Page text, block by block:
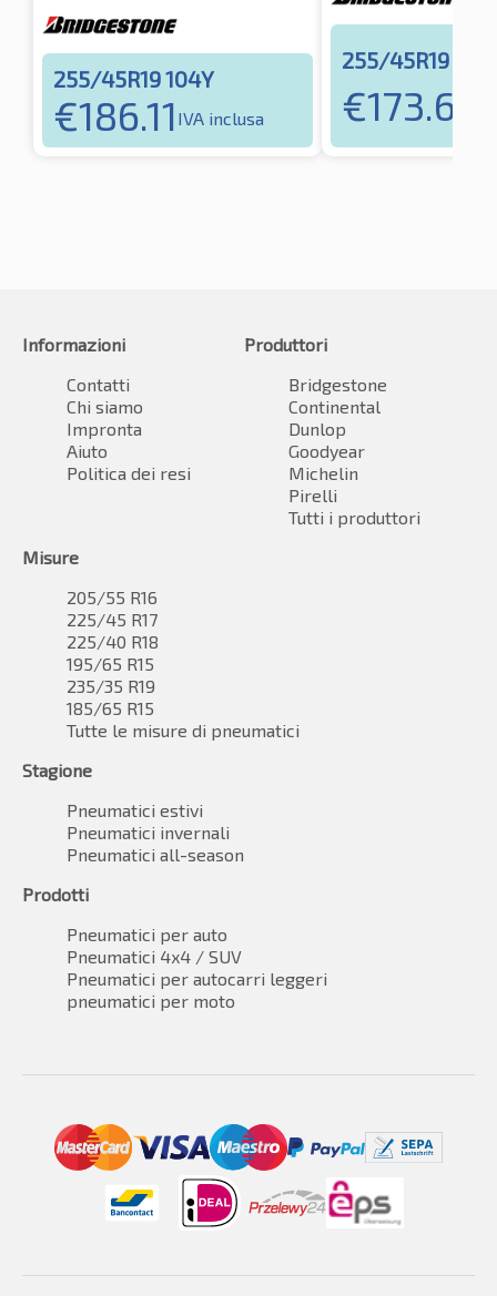
255/45R19 104Y
€186.11 IVA inclusa
255/45R19
€173.68
Informazioni
Contatti
Chi siamo
Impronta
Aiuto
Politica dei resi
Produttori
Bridgestone
Continental
Dunlop
Goodyear
Michelin
Pirelli
Tutti i produttori
Misure
205/55 R16
225/45 R17
225/40 R18
195/65 R15
235/35 R19
185/65 R15
Tutte le misure di pneumatici
Stagione
Pneumatici estivi
Pneumatici invernali
Pneumatici all-season
Prodotti
Pneumatici per auto
Pneumatici 4x4 / SUV
Pneumatici per autocarri leggeri
pneumatici per moto